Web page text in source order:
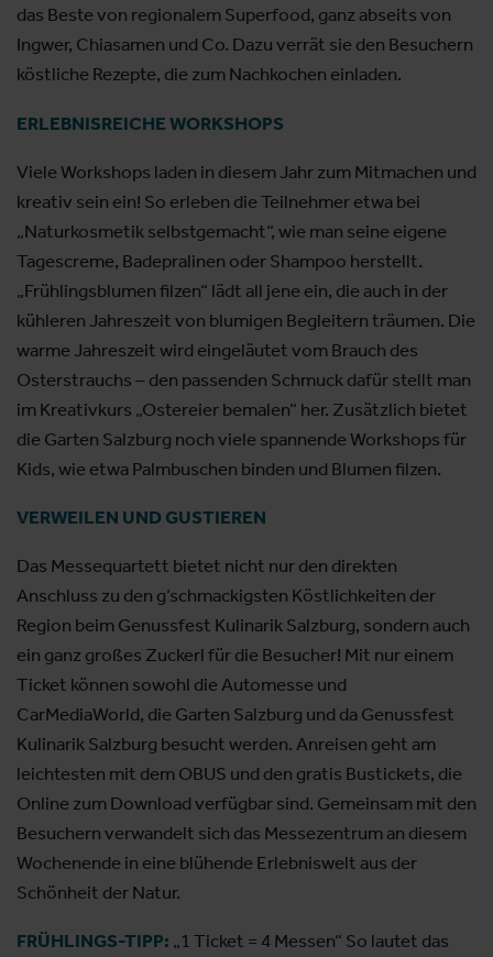
das Beste von regionalem Superfood, ganz abseits von
Ingwer, Chiasamen und Co. Dazu verrät sie den Besuchern
köstliche Rezepte, die zum Nachkochen einladen.
ERLEBNISREICHE WORKSHOPS
Viele Workshops laden in diesem Jahr zum Mitmachen und
kreativ sein ein! So erleben die Teilnehmer etwa bei
„Naturkosmetik selbstgemacht“, wie man seine eigene
Tagescreme, Badepralinen oder Shampoo herstellt.
„Frühlingsblumen filzen“ lädt all jene ein, die auch in der
kühleren Jahreszeit von blumigen Begleitern träumen. Die
warme Jahreszeit wird eingeläutet vom Brauch des
Osterstrauchs – den passenden Schmuck dafür stellt man
im Kreativkurs „Ostereier bemalen“ her. Zusätzlich bietet
die Garten Salzburg noch viele spannende Workshops für
Kids, wie etwa Palmbuschen binden und Blumen filzen.
VERWEILEN UND GUSTIEREN
Das Messequartett bietet nicht nur den direkten
Anschluss zu den g‘schmackigsten Köstlichkeiten der
Region beim Genussfest Kulinarik Salzburg, sondern auch
ein ganz großes Zuckerl für die Besucher! Mit nur einem
Ticket können sowohl die Automesse und
CarMediaWorld, die Garten Salzburg und da Genussfest
Kulinarik Salzburg besucht werden. Anreisen geht am
leichtesten mit dem OBUS und den gratis Bustickets, die
Online zum Download verfügbar sind. Gemeinsam mit den
Besuchern verwandelt sich das Messezentrum an diesem
Wochenende in eine blühende Erlebniswelt aus der
Schönheit der Natur.
FRÜHLINGS-TIPP: „1 Ticket = 4 Messen“ So lautet das